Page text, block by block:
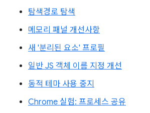
탐색경로 탐색
메모리 패널 개선사항
새 '분리된 요소' 프로필
일반 JS 객체 이름 지정 개선
동적 테마 사용 중지
Chrome 실험: 프로세스 공유